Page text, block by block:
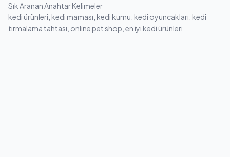
Sık Aranan Anahtar Kelimeler
kedi ürünleri, kedi maması, kedi kumu, kedi oyuncakları, kedi
tırmalama tahtası, online pet shop, en iyi kedi ürünleri